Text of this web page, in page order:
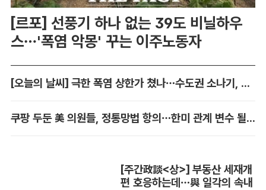
[르포] 선풍기 하나 없는 39도 비닐하우
스…'폭염 악몽' 꾸는 이주노동자
[오늘의 날씨] 극한 폭염 상한가 쳤나…수도권 소나기, 동해안에 폭우
쿠팡 두둔 美 의원들, 정통망법 항의…한미 관계 변수 될까
[주간政談<상>] 부동산 세재개
편 호응하는데…與 일각의 속내